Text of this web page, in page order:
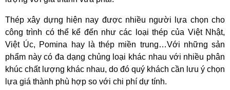
Thép xây dựng hiện nay được nhiều người lựa chọn cho
công trình có thể kể đến như các loại thép của Việt Nhật,
Việt Úc, Pomina hay là thép miền trung…Với những sản
phẩm này có đa dạng chủng loại khác nhau với nhiều phân
khúc chất lượng khác nhau, do đó quý khách cần lưu ý chọn
lựa giá thành phù hợp so với chi phí dự tính.